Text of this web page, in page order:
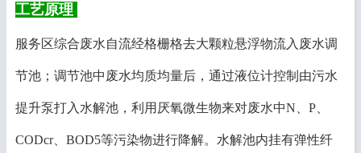
工艺原理
服务区综合废水自流经格栅格去大颗粒悬浮物流入废水调
节池；调节池中废水均质均量后，通过液位计控制由污水
提升泵打入水解池，利用厌氧微生物来对废水中N、P、
CODcr、BOD5等污染物进行降解。水解池内挂有弹性纤